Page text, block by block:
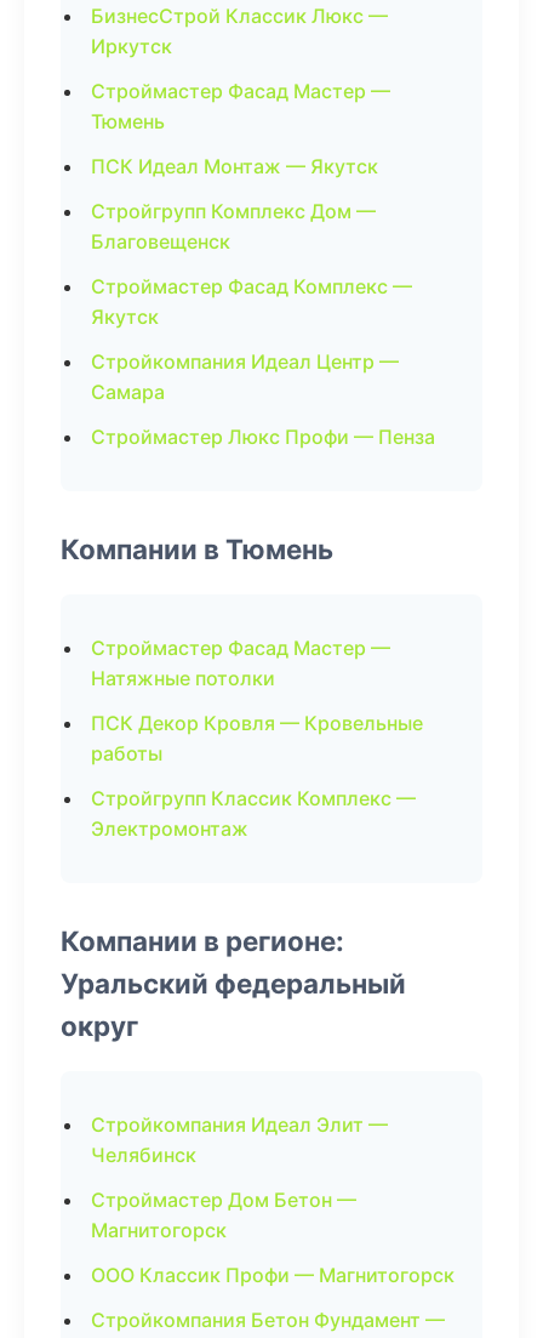
БизнесСтрой Классик Люкс —
Иркутск
Строймастер Фасад Мастер —
Тюмень
ПСК Идеал Монтаж — Якутск
Стройгрупп Комплекс Дом —
Благовещенск
Строймастер Фасад Комплекс —
Якутск
Стройкомпания Идеал Центр —
Самара
Строймастер Люкс Профи — Пенза
Компании в Тюмень
Строймастер Фасад Мастер —
Натяжные потолки
ПСК Декор Кровля — Кровельные
работы
Стройгрупп Классик Комплекс —
Электромонтаж
Компании в регионе:
Уральский федеральный
округ
Стройкомпания Идеал Элит —
Челябинск
Строймастер Дом Бетон —
Магнитогорск
ООО Классик Профи — Магнитогорск
Стройкомпания Бетон Фундамент —